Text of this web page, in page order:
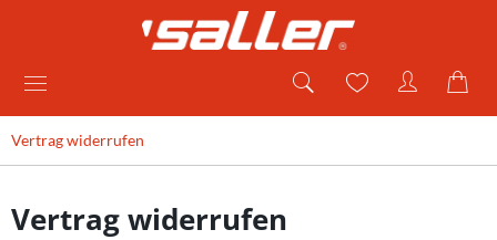
Vertrag widerrufen
Vertrag widerrufen